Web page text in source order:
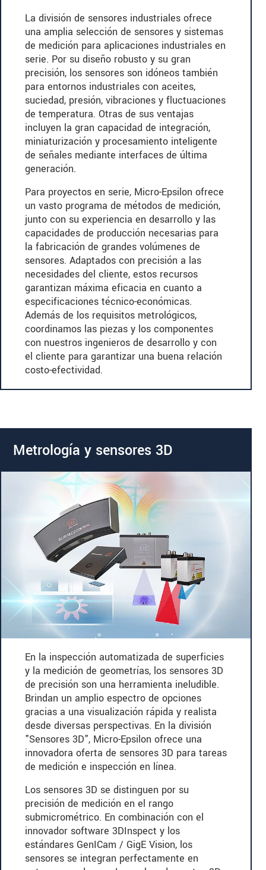
La división de sensores industriales ofrece
una amplia selección de sensores y sistemas
de medición para aplicaciones industriales en
serie. Por su diseño robusto y su gran
precisión, los sensores son idóneos también
para entornos industriales con aceites,
suciedad, presión, vibraciones y fluctuaciones
de temperatura. Otras de sus ventajas
incluyen la gran capacidad de integración,
miniaturización y procesamiento inteligente
de señales mediante interfaces de última
generación.
Para proyectos en serie, Micro-Epsilon ofrece
un vasto programa de métodos de medición,
junto con su experiencia en desarrollo y las
capacidades de producción necesarias para
la fabricación de grandes volúmenes de
sensores. Adaptados con precisión a las
necesidades del cliente, estos recursos
garantizan máxima eficacia en cuanto a
especificaciones técnico-económicas.
Además de los requisitos metrológicos,
coordinamos las piezas y los componentes
con nuestros ingenieros de desarrollo y con
el cliente para garantizar una buena relación
costo-efectividad.
Metrología y sensores 3D
En la inspección automatizada de superficies
y la medición de geometrías, los sensores 3D
de precisión son una herramienta ineludible.
Brindan un amplio espectro de opciones
gracias a una visualización rápida y realista
desde diversas perspectivas. En la división
"Sensores 3D", Micro-Epsilon ofrece una
innovadora oferta de sensores 3D para tareas
de medición e inspección en línea.
Los sensores 3D se distinguen por su
precisión de medición en el rango
submicrométrico. En combinación con el
innovador software 3DInspect y los
estándares GenICam / GigE Vision, los
sensores se integran perfectamente en